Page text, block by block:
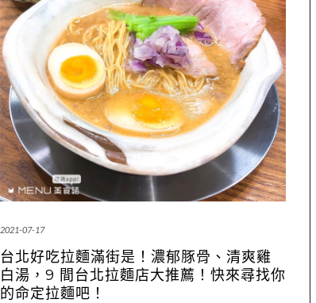
2021-07-17
台北好吃拉麵滿街是！濃郁豚骨、清爽雞
白湯，9 間台北拉麵店大推薦！快來尋找你
的命定拉麵吧！